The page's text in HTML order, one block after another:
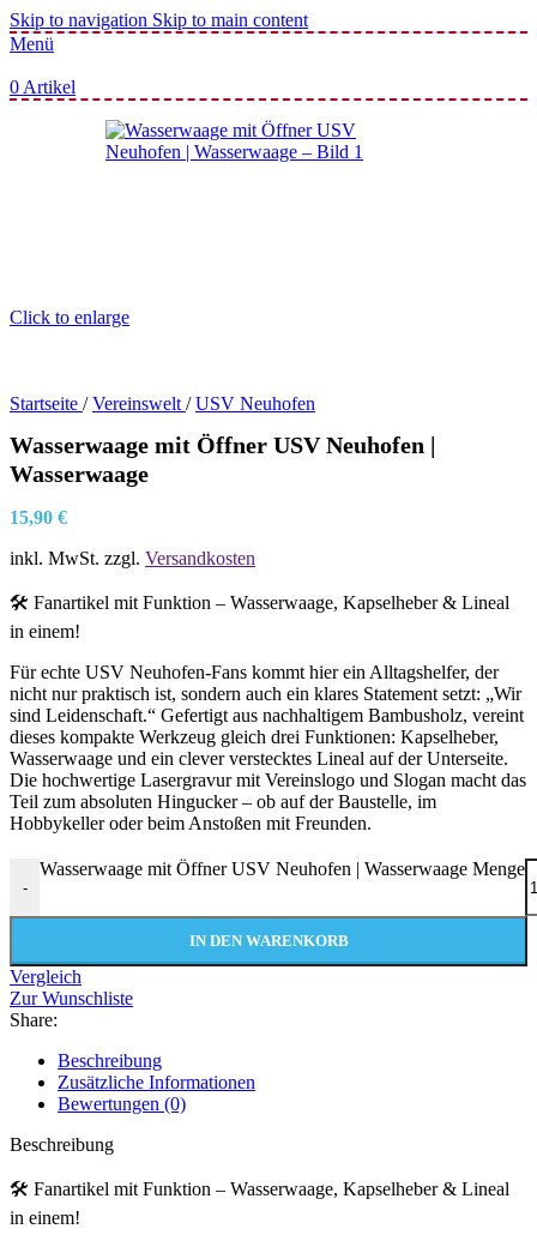
Skip to navigation Skip to main content
Menü
0 Artikel
Click to enlarge
Startseite / Vereinswelt / USV Neuhofen
Wasserwaage mit Öffner USV Neuhofen |
Wasserwaage
15,90 €
inkl. MwSt. zzgl. Versandkosten
🛠️ Fanartikel mit Funktion – Wasserwaage, Kapselheber & Lineal
in einem!
Für echte USV Neuhofen-Fans kommt hier ein Alltagshelfer, der
nicht nur praktisch ist, sondern auch ein klares Statement setzt: „Wir
sind Leidenschaft.“ Gefertigt aus nachhaltigem Bambusholz, vereint
dieses kompakte Werkzeug gleich drei Funktionen: Kapselheber,
Wasserwaage und ein clever verstecktes Lineal auf der Unterseite.
Die hochwertige Lasergravur mit Vereinslogo und Slogan macht das
Teil zum absoluten Hingucker – ob auf der Baustelle, im
Hobbykeller oder beim Anstoßen mit Freunden.
-
Wasserwaage mit Öffner USV Neuhofen | Wasserwaage Menge
IN DEN WARENKORB
Vergleich
Zur Wunschliste
Share:
Beschreibung
Zusätzliche Informationen
Bewertungen (0)
Beschreibung
🛠️ Fanartikel mit Funktion – Wasserwaage, Kapselheber & Lineal
in einem!